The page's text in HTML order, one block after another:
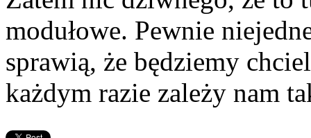
modułowe. Pewnie
sprawią, że będziemy
każdym razie zależy nam